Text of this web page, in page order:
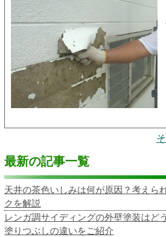
最新の記事一覧
天井の茶色いしみは何が原因？考えら
クを解説
レンガ調サイディングの外壁塗装はど
塗りつぶしの違いをご紹介